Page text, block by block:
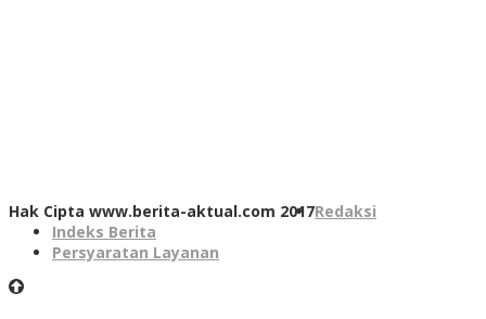
Hak Cipta www.berita-aktual.com 2017Redaksi
Indeks Berita
Persyaratan Layanan